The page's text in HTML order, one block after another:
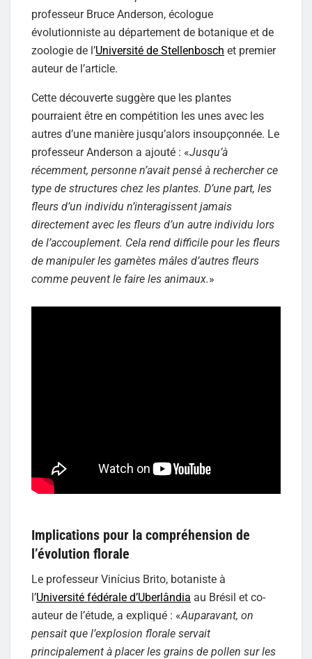
professeur Bruce Anderson, écologue
évolutionniste au département de botanique et de
zoologie de l’Université de Stellenbosch et premier
auteur de l’article.
Cette découverte suggère que les plantes
pourraient être en compétition les unes avec les
autres d’une manière jusqu’alors insoupçonnée. Le
professeur Anderson a ajouté : «Jusqu’à
récemment, personne n’avait pensé à rechercher ce
type de structures chez les plantes. D’une part, les
fleurs d’un individu n’interagissent jamais
directement avec les fleurs d’un autre individu lors
de l’accouplement. Cela rend difficile pour les fleurs
de manipuler les gamètes mâles d’autres fleurs
comme peuvent le faire les animaux.»
Implications pour la compréhension de
l’évolution florale
Le professeur Vinícius Brito, botaniste à
l’Université fédérale d’Uberlândia au Brésil et co-
auteur de l’étude, a expliqué : «Auparavant, on
pensait que l’explosion florale servait
principalement à placer les grains de pollen sur les